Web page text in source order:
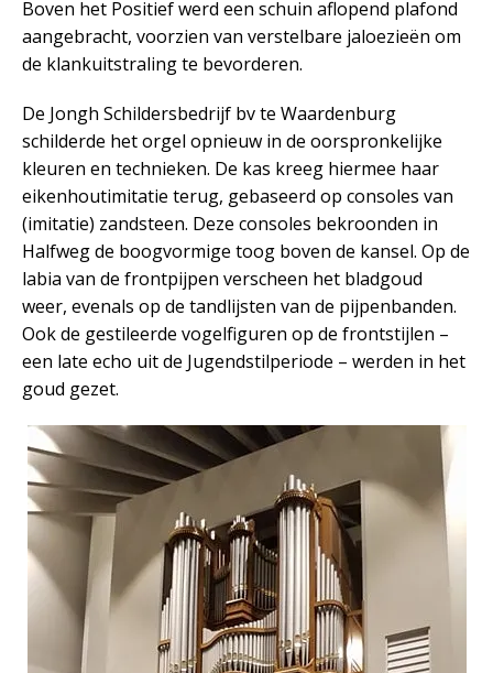
Boven het Positief werd een schuin aflopend plafond
aangebracht, voorzien van verstelbare jaloezieën om
de klankuitstraling te bevorderen.
De Jongh Schildersbedrijf bv te Waardenburg
schilderde het orgel opnieuw in de oorspronkelijke
kleuren en technieken. De kas kreeg hiermee haar
eikenhoutimitatie terug, gebaseerd op consoles van
(imitatie) zandsteen. Deze consoles bekroonden in
Halfweg de boogvormige toog boven de kansel. Op de
labia van de frontpijpen verscheen het bladgoud
weer, evenals op de tandlijsten van de pijpenbanden.
Ook de gestileerde vogelfiguren op de frontstijlen –
een late echo uit de Jugendstilperiode – werden in het
goud gezet.